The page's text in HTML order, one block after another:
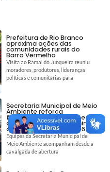
Prefeitura de Rio Branco
aproxima ações das
comunidades rurais do
Barro Vermelho
Visita ao Ramal do Junqueira reuniu
moradores, produtores, lideranças
políticas e comunitárias para
Secretaria Municipal de Meio
Ambiente reforça
fiscalização ambiental e
ações de bem-estar animal
durante a Expoacre 2026
Equipes da Secretaria Municipal de
Meio Ambiente acompanham desde a
cavalgada de abertura